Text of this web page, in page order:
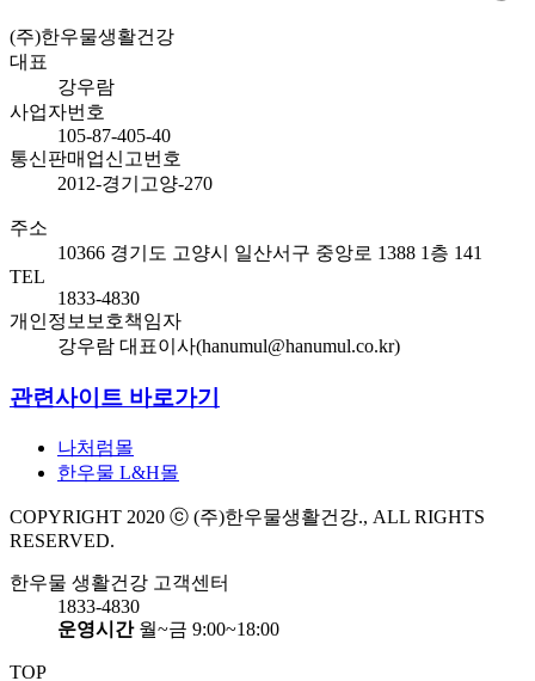
(주)한우물생활건강
대표
강우람
사업자번호
105-87-405-40
통신판매업신고번호
2012-경기고양-270
주소
10366 경기도 고양시 일산서구 중앙로 1388 1층 141
TEL
1833-4830
개인정보보호책임자
강우람 대표이사(hanumul@hanumul.co.kr)
관련사이트 바로가기
나처럼몰
한우물 L&H몰
COPYRIGHT 2020 ⓒ (주)한우물생활건강., ALL RIGHTS
RESERVED.
한우물 생활건강 고객센터
1833-4830
운영시간 월~금 9:00~18:00
TOP